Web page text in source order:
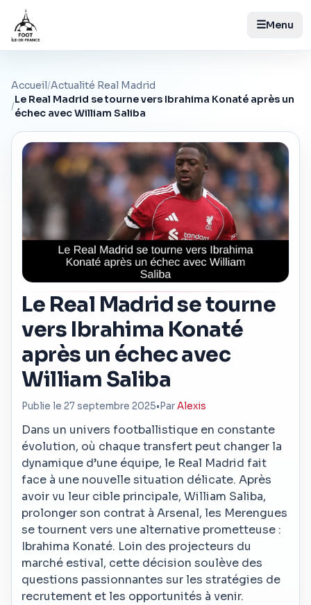
☰Menu
Accueil/Actualité Real Madrid
/
Le Real Madrid se tourne vers Ibrahima Konaté après un
échec avec William Saliba
Le Real Madrid se tourne
vers Ibrahima Konaté
après un échec avec
William Saliba
Publie le 27 septembre 2025• ParAlexis
Dans un univers footballistique en constante
évolution, où chaque transfert peut changer la
dynamique d’une équipe, le Real Madrid fait
face à une nouvelle situation délicate. Après
avoir vu leur cible principale, William Saliba,
prolonger son contrat à Arsenal, les Merengues
se tournent vers une alternative prometteuse :
Ibrahima Konaté. Loin des projecteurs du
marché estival, cette décision soulève des
questions passionnantes sur les stratégies de
recrutement et les opportunités à venir.